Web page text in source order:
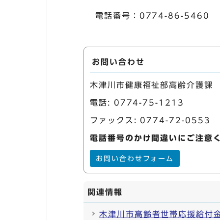
電話番号：0774-86-5460
お問い合わせ
木津川市健康福祉部高齢介護課
電話: 0774-75-1213
ファックス: 0774-72-0553
電話番号のかけ間違いにご注意
お問い合わせフォーム
関連情報
木津川市高齢者世帯応援給付